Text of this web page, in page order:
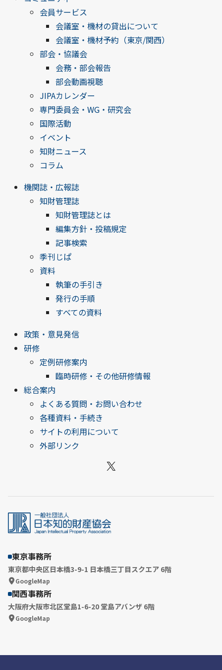
会員サービス
会議室・機材の貸出について
会議室・機材予約（東京/関西）
部会・協議会
会務・部会報告
部会動画視聴
JIPAカレンダー
専門委員会・WG・研究会
国際活動
イベント
知財ニュース
コラム
機関誌・広報誌
知財管理誌
知財管理誌とは
編集方針・投稿規定
記事検索
季刊じぱ
資料
執筆の手引き
発行の手順
すべての資料
政策・意見発信
研修
定例研修案内
臨時研修・その他研修情報
総合案内
よくある質問・お問い合わせ
各種資料・手続き
サイトの利用について
外部リンク
X
東京事務所
東京都中央区日本橋3-9-1 日本橋三丁目スクエア 6階
GoogleMap
関西事務所
大阪府大阪市北区堂島1-6-20 堂島アバンザ 6階
GoogleMap